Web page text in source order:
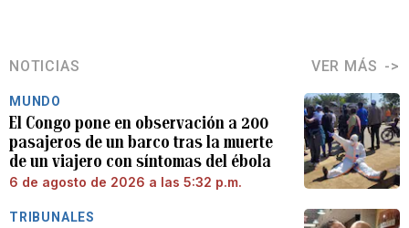
NOTICIAS VER MÁS
MUNDO
El Congo pone en observación a 200
pasajeros de un barco tras la muerte
de un viajero con síntomas del ébola
6 de agosto de 2026 a las 5:32 p.m.
TRIBUNALES